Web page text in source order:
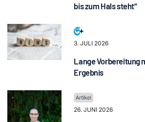
bis zum Hals steht“
3. JULI 2026
Lange Vorbereitung
Ergebnis
26. JUNI 2026